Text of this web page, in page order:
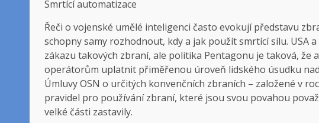
Smrtící automatizace
Řeči o vojenské umělé inteligenci často evokují představu
schopny samy rozhodnout, kdy a jak použít smrtící sílu. USA
zákazu takových zbraní, ale politika Pentagonu je taková, že
operátorům uplatnit přiměřenou úroveň lidského úsudku
Úmluvy OSN o určitých konvenčních zbraních – založené v
pravidel pro používání zbraní, které jsou svou povahou
velké části zastavily.